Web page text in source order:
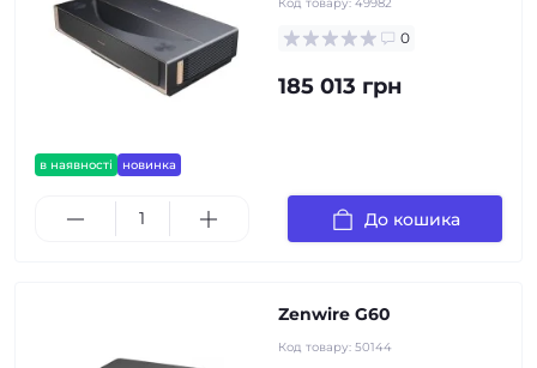
в наявності новинка
0
185 013 грн
До кошика
Zenwire G60
Код товару: 50144